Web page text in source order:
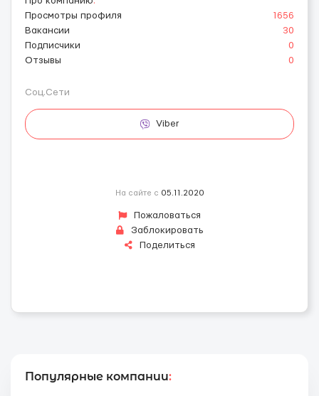
Просмотры профиля
1656
Вакансии
30
Подписчики
0
Отзывы
0
Соц.Сети
Viber
На сайте с 05.11.2020
Пожаловаться
Заблокировать
Поделиться
Популярные компании: